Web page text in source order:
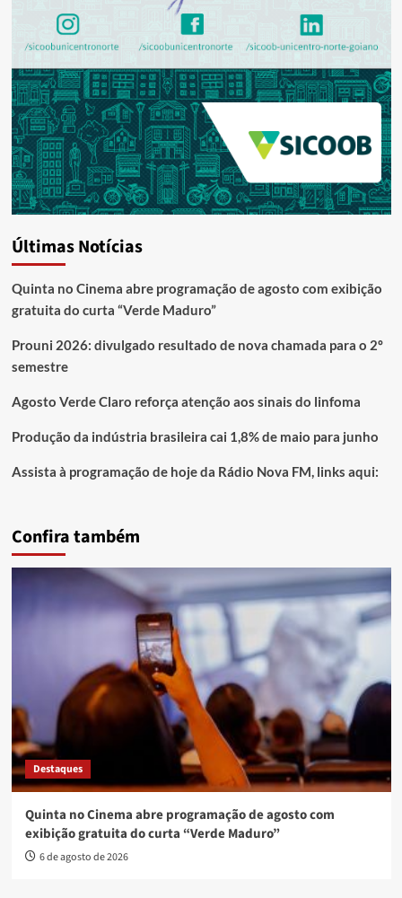
Últimas Notícias
Quinta no Cinema abre programação de agosto com exibição
gratuita do curta “Verde Maduro”
Prouni 2026: divulgado resultado de nova chamada para o 2º
semestre
Agosto Verde Claro reforça atenção aos sinais do linfoma
Produção da indústria brasileira cai 1,8% de maio para junho
Assista à programação de hoje da Rádio Nova FM, links aqui:
Confira também
Destaques
Quinta no Cinema abre programação de agosto com
exibição gratuita do curta “Verde Maduro”
6 de agosto de 2026